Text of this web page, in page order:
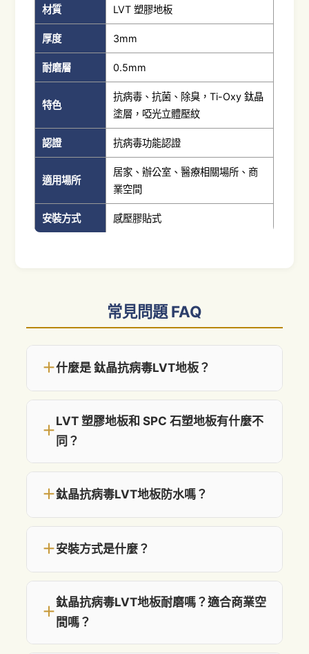
材質 LVT 塑膠地板
厚度 3mm
耐磨層 0.5mm
特色
抗病毒、抗菌、除臭，Ti-Oxy 鈦晶
塗層，啞光立體壓紋
認證 抗病毒功能認證
適用場所
居家、辦公室、醫療相關場所、商
業空間
安裝方式 感壓膠貼式
常見問題 FAQ
＋什麼是 鈦晶抗病毒LVT地板？
＋
LVT 塑膠地板和 SPC 石塑地板有什麼不
同？
＋鈦晶抗病毒LVT地板防水嗎？
＋安裝方式是什麼？
＋
鈦晶抗病毒LVT地板耐磨嗎？適合商業空
間嗎？